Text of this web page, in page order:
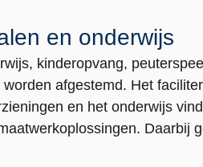
en onderwijs
kinderopvang,
afgestemd. Het
en het onderwijs
Daarbij